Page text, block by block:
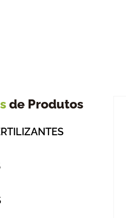
de Produtos